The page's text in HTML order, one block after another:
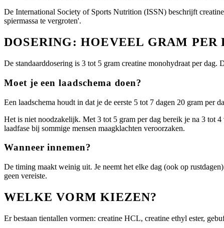
De International Society of Sports Nutrition (ISSN) beschrijft
spiermassa te vergroten'.
DOSERING: HOEVEEL GRAM PER
De standaarddosering is 3 tot 5 gram creatine monohydraat per
Moet je een laadschema doen?
Een laadschema houdt in dat je de eerste 5 tot 7 dagen 20 gram per
Het is niet noodzakelijk. Met 3 tot 5 gram per dag bereik je na 3 tot
laadfase bij sommige mensen maagklachten veroorzaken.
Wanneer innemen?
De timing maakt weinig uit. Je neemt het elke dag (ook op
geen vereiste.
WELKE VORM KIEZEN?
Er bestaan tientallen vormen: creatine HCL, creatine ethyl ester,